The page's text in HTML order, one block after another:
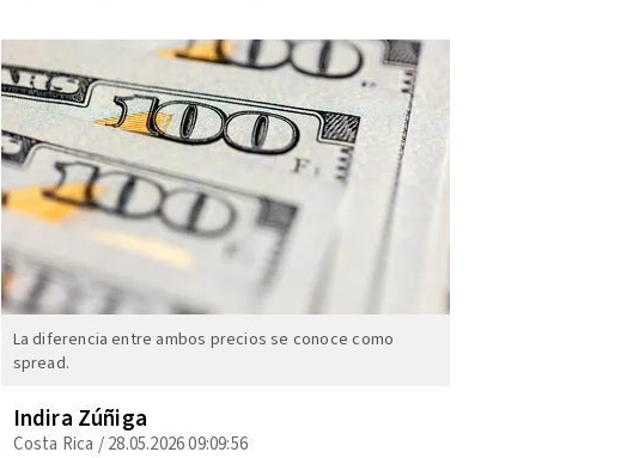
La diferencia entre ambos precios se conoce como
spread.
Indira Zúñiga
Costa Rica /28.05.2026 09:09:56